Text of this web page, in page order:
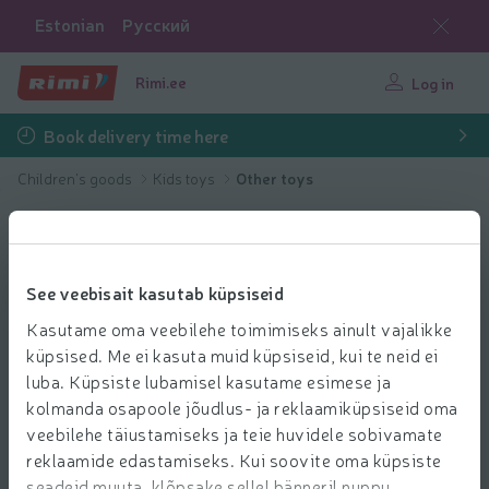
See veebisait kasutab küpsiseid
Kasutame oma veebilehe toimimiseks ainult vajalikke
küpsised. Me ei kasuta muid küpsiseid, kui te neid ei
luba. Küpsiste lubamisel kasutame esimese ja
kolmanda osapoole jõudlus- ja reklaamiküpsiseid oma
veebilehe täiustamiseks ja teie huvidele sobivamate
reklaamide edastamiseks. Kui soovite oma küpsiste
Estonian Русский
Rimi.ee Log in
Book delivery time here
Children's goods Kids toys Other toys